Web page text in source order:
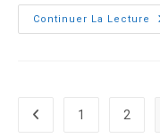
Continuer La Lecture
Go to the previous page
1 2